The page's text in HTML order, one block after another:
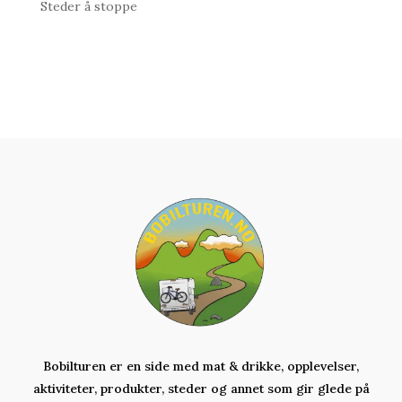
Steder å stoppe
Bobilturen er en side med mat & drikke, opplevelser,
aktiviteter, produkter, steder og annet som gir glede på